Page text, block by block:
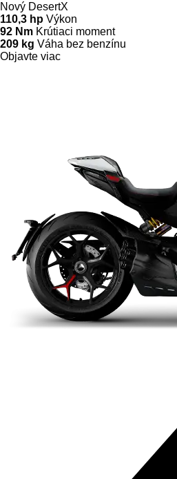
Nový DesertX
110,3 hp Výkon
92 Nm Krútiaci moment
209 kg Váha bez benzínu
Objavte viac